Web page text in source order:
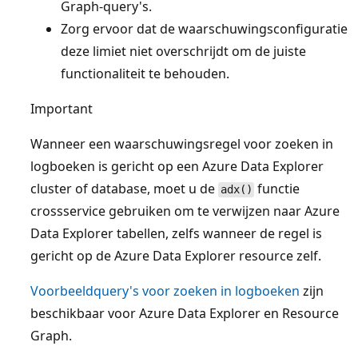
Graph-query's.
Zorg ervoor dat de waarschuwingsconfiguratie
deze limiet niet overschrijdt om de juiste
functionaliteit te behouden.
Important
Wanneer een waarschuwingsregel voor zoeken in
logboeken is gericht op een Azure Data Explorer
cluster of database, moet u de adx() functie
crossservice gebruiken om te verwijzen naar Azure
Data Explorer tabellen, zelfs wanneer de regel is
gericht op de Azure Data Explorer resource zelf.
Voorbeeldquery's voor zoeken in logboeken zijn
beschikbaar voor Azure Data Explorer en Resource
Graph.